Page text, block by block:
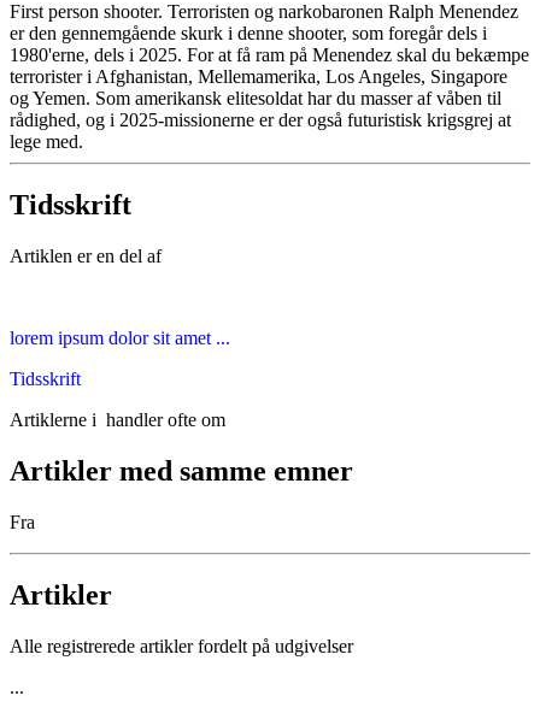
First person shooter. Terroristen og narkobaronen Ralph Menendez
er den gennemgående skurk i denne shooter, som foregår dels i
1980'erne, dels i 2025. For at få ram på Menendez skal du bekæmpe
terrorister i Afghanistan, Mellemamerika, Los Angeles, Singapore
og Yemen. Som amerikansk elitesoldat har du masser af våben til
rådighed, og i 2025-missionerne er der også futuristisk krigsgrej at
lege med.
Tidsskrift
Artiklen er en del af
lorem ipsum dolor sit amet ...
Tidsskrift
Artiklerne i handler ofte om
Artikler med samme emner
Fra
Artikler
Alle registrerede artikler fordelt på udgivelser
...